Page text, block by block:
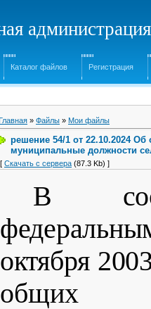
Каталог файлов Регистрация
» Файлы » Мои файлы
решение 54/1 от 22.10.2024
муниципальные должности
[ Скачать с сервера (87.3 Kb) ]
В
октября
общих